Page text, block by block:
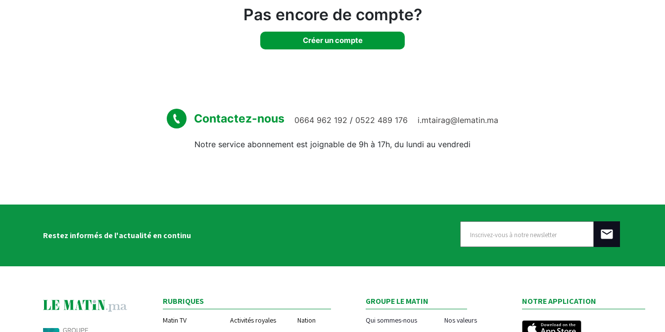
Pas encore de compte?
Créer un compte
Contactez-nous 0664 962 192 / 0522 489 176 i.mtairag@lematin.ma
Notre service abonnement est joignable de 9h à 17h, du lundi au vendredi
Restez informés de l'actualité en continu
RUBRIQUES
Matin TV Activités royales
Nation
GROUPE LE MATIN
Qui sommes-nous Nos valeurs
NOTRE APPLICATION